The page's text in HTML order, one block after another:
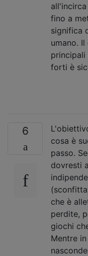
fino a
significa
umano.
forti è
6
cosa è
passo.
dovresti
che è
perdite,
giochi
Mentre